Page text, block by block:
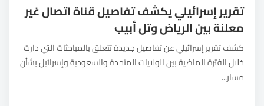
تقرير إسرائيلي يكشف تفاصيل قناة اتصال غير
معلنة بين الرياض وتل أبيب
كشف تقرير إسرائيلي عن تفاصيل جديدة تتعلق بالمباحثات التي دارت
خلال الفترة الماضية بين الولايات المتحدة والسعودية وإسرائيل بشأن
مسار...